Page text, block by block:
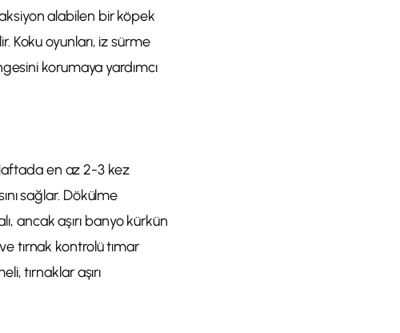
alabilen bir köpek
Koku oyunları, iz sürme
korumaya yardımcı
en az 2-3 kez
sağlar. Dökülme
ancak aşırı banyo kürkün
tırnak kontrolü tımar
tırnaklar aşırı